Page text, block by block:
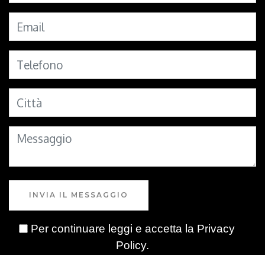
INVIA IL MESSAGGIO
Per continuare leggi e accetta la Privacy
Policy.